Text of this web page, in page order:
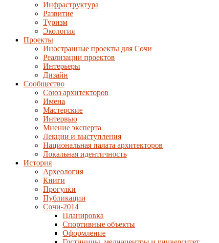
Инфраструктура
Развитие
Туризм
Экология
Проекты
Иностранные проекты для Сочи
Реализации проектов
Интерьеры
Дизайн
Сообщество
Союз архитекторов
Имена
Мастерские
Интервью
Мнение эксперта
Лекции и выступления
Национальная палата архитекторов
Локальная идентичность
История
Археология
Книги
Прогулки
Публикации
Сочи-2014
Планировка
Спортивные объекты
Оформление